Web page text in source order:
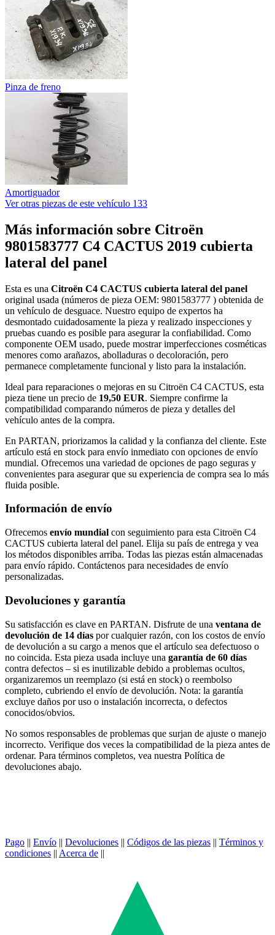
Pinza de freno
Amortiguador
Ver otras piezas de este vehículo 133
Más información sobre Citroën
9801583777 C4 CACTUS 2019 cubierta
lateral del panel
Esta es una Citroën C4 CACTUS cubierta lateral del panel
original usada (números de pieza OEM: 9801583777 ) obtenida de
un vehículo de desguace. Nuestro equipo de expertos ha
desmontado cuidadosamente la pieza y realizado inspecciones y
pruebas cuando es posible para asegurar la confiabilidad. Como
componente OEM usado, puede mostrar imperfecciones cosméticas
menores como arañazos, abolladuras o decoloración, pero
permanece completamente funcional y listo para la instalación.
Ideal para reparaciones o mejoras en su Citroën C4 CACTUS, esta
pieza tiene un precio de 19,50 EUR. Siempre confirme la
compatibilidad comparando números de pieza y detalles del
vehículo antes de la compra.
En PARTAN, priorizamos la calidad y la confianza del cliente. Este
artículo está en stock para envío inmediato con opciones de envío
mundial. Ofrecemos una variedad de opciones de pago seguras y
convenientes para asegurar que su experiencia de compra sea lo más
fluida posible.
Información de envío
Ofrecemos envío mundial con seguimiento para esta Citroën C4
CACTUS cubierta lateral del panel. Elija su país de entrega y vea
los métodos disponibles arriba. Todas las piezas están almacenadas
para envío rápido. Contáctenos para necesidades de envío
personalizadas.
Devoluciones y garantía
Su satisfacción es clave en PARTAN. Disfrute de una ventana de
devolución de 14 días por cualquier razón, con los costos de envío
de devolución a su cargo a menos que el artículo sea defectuoso o
no coincida. Esta pieza usada incluye una garantía de 60 días
contra defectos – si es inutilizable debido a problemas ocultos,
organizaremos un reemplazo (si está en stock) o reembolso
completo, cubriendo el envío de devolución. Nota: la garantía
excluye daños por uso o instalación incorrecta, o defectos
conocidos/obvios.
No somos responsables de problemas que surjan de ajuste o manejo
incorrecto. Verifique dos veces la compatibilidad de la pieza antes de
ordenar. Para términos completos, vea nuestra Política de
devoluciones abajo.
Pago || Envío || Devoluciones || Códigos de las piezas || Términos y
condiciones || Acerca de ||